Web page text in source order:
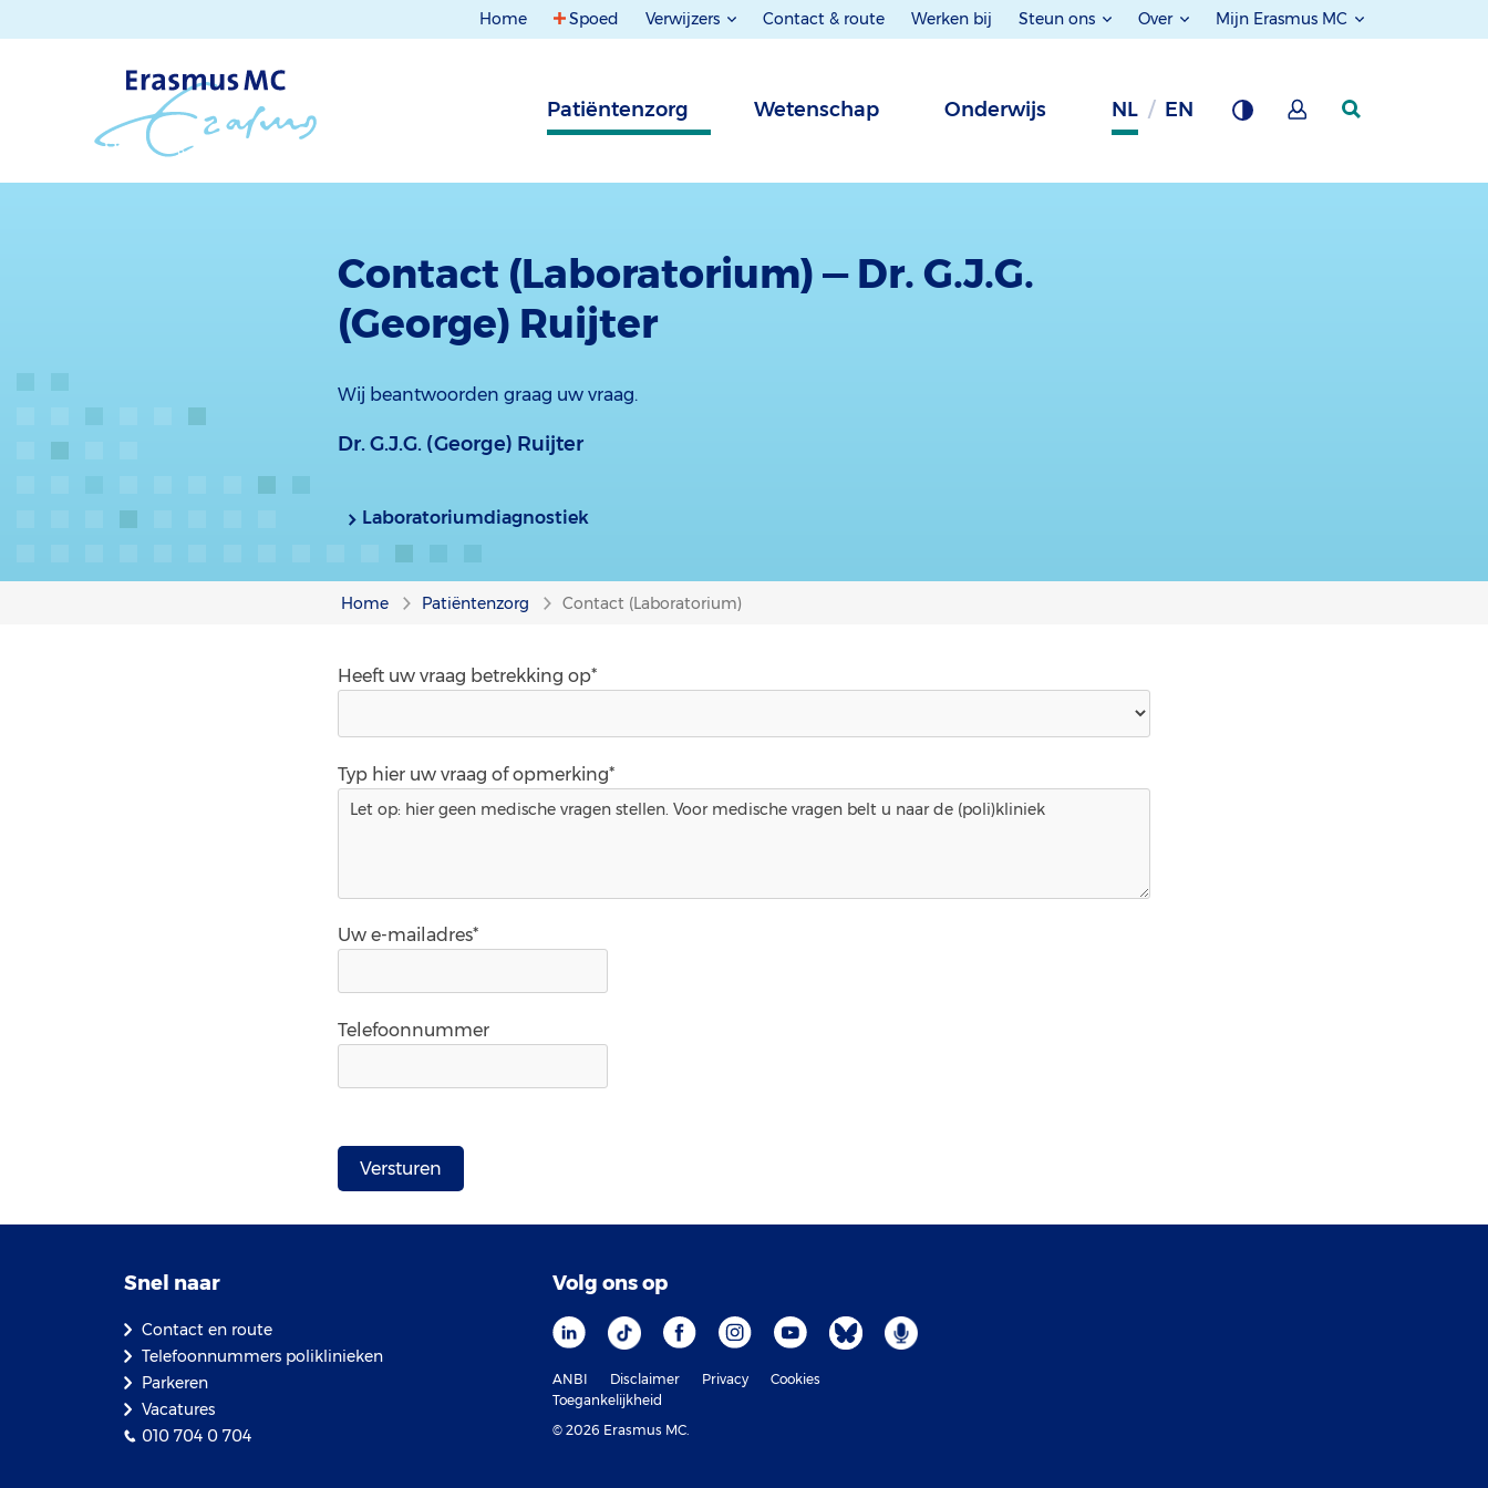
Home Spoed Verwijzers Contact & route Werken bij Steun ons Over Mijn Erasmus MC
Patiëntenzorg Wetenschap Onderwijs NL EN
Contact (Laboratorium) — Dr. G.J.G.
(George) Ruijter
Wij beantwoorden graag uw vraag.
Dr. G.J.G. (George) Ruijter
Laboratoriumdiagnostiek
Home Patiëntenzorg Contact (Laboratorium)
Heeft uw vraag betrekking op*
Typ hier uw vraag of opmerking*
Uw e-mailadres*
Telefoonnummer
Snel naar
Contact en route
Telefoonnummers poliklinieken
Parkeren
Vacatures
010 704 0 704
Volg ons op
ANBI Disclaimer Privacy
Cookies
Toegankelijkheid
© 2026 Erasmus MC.